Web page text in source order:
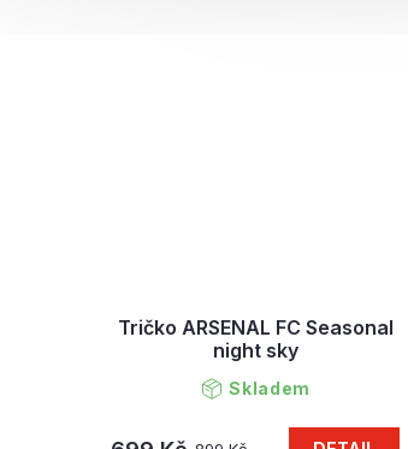
Tričko ARSENAL FC Seasonal
night sky
Skladem